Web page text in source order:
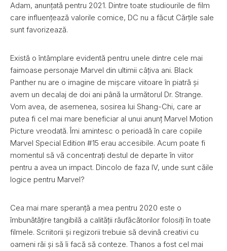
Adam, anunțată pentru 2021. Dintre toate studiourile de film
care influențează valorile comice, DC nu a făcut Cărțile sale
sunt favorizează.
Există o întâmplare evidentă pentru unele dintre cele mai
faimoase personaje Marvel din ultimii câțiva ani. Black
Panther nu are o imagine de mișcare viitoare în piatră și
avem un decalaj de doi ani până la următorul Dr. Strange.
Vom avea, de asemenea, sosirea lui Shang-Chi, care ar
putea fi cel mai mare beneficiar al unui anunț Marvel Motion
Picture vreodată. Îmi amintesc o perioadă în care copiile
Marvel Special Edition #15 erau accesibile. Acum poate fi
momentul să vă concentrați destul de departe în viitor
pentru a avea un impact. Dincolo de faza IV, unde sunt căile
logice pentru Marvel?
Cea mai mare speranță a mea pentru 2020 este o
îmbunătățire tangibilă a calității răufăcătorilor folosiți în toate
filmele. Scriitorii și regizorii trebuie să devină creativi cu
oameni răi și să îi facă să conteze. Thanos a fost cel mai